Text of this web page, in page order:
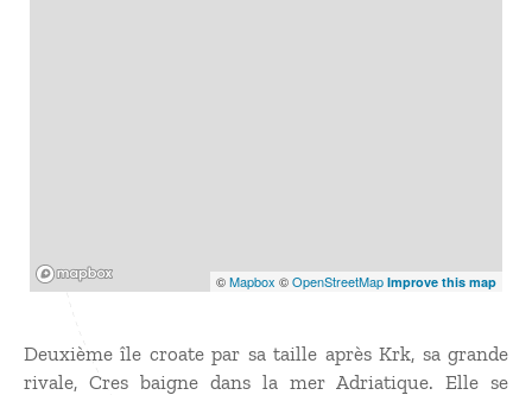
©Mapbox ©OpenStreetMap Improve this map
Deuxième île croate par sa taille après Krk, sa grande
rivale, Cres baigne dans la mer Adriatique. Elle se